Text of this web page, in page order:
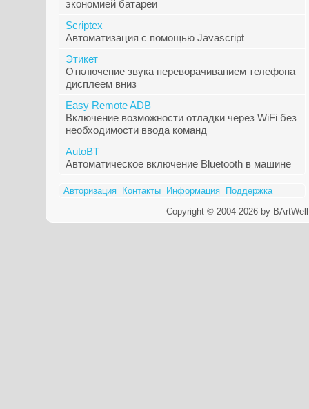
экономией батареи
Scriptex
Автоматизация с помощью Javascript
Этикет
Отключение звука переворачиванием телефона
дисплеем вниз
Easy Remote ADB
Включение возможности отладки через WiFi без
необходимости ввода команд
AutoBT
Автоматическое включение Bluetooth в машине
Авторизация Контакты Информация
Поддержка
Copyright © 2004-2026 by BArtWell